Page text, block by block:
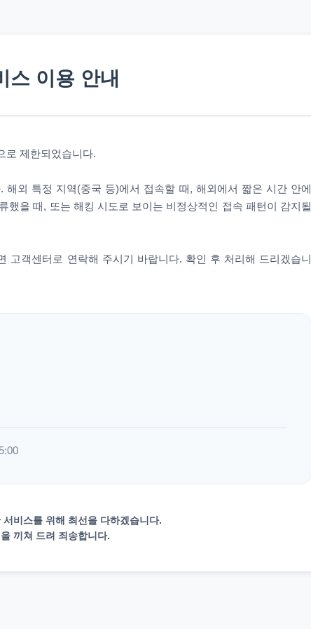
스 이용 안내
로 제한되었습니다.
외 특정 지역(중국 등)에서 접속할 때, 해외에서 짧은 시간 안에
했을 때, 또는 해킹 시도로 보이는 비정상적인 접속 패턴이 감지될
고객센터로 연락해 주시기 바랍니다. 확인 후 처리해 드리겠습니
서비스를 위해 최선을 다하겠습니다.
끼쳐 드려 죄송합니다.